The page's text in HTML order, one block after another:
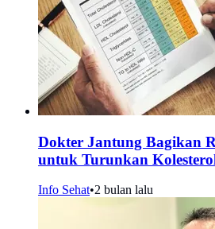
Dokter Jantung Bagikan
untuk Turunkan
Info Sehat•2 bulan lalu